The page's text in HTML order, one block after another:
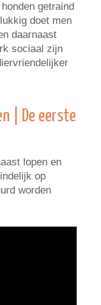
getraind
doet men
daarnaast
sociaal zijn
| De eerste
lopen en
op
worden